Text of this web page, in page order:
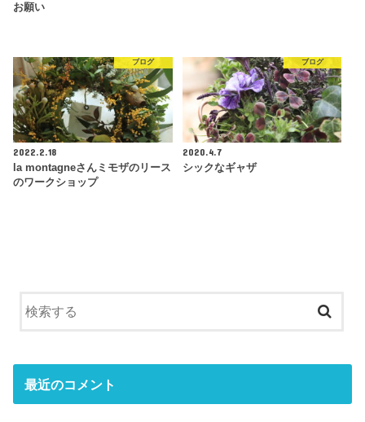
お願い
ブログ
2022.2.18
la montagneさんミモザのリース
のワークショップ
ブログ
2020.4.7
シックなギャザ
最近のコメント